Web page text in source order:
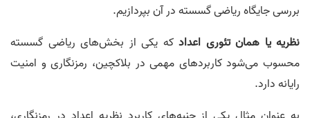
بررسی جایگاه ریاضی گسسته در آن بپردازیم.
نظریه یا همان تئوری اعداد که یکی از بخش‌های ریاضی گسسته
محسوب می‌شود کاربردهای مهمی در بلاکچین، رمزنگاری و امنیت
رایانه دارد.